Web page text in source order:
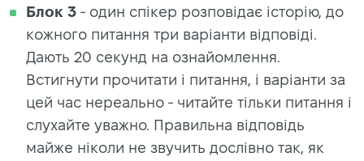
Блок 3 - один спікер розповідає історію, до
кожного питання три варіанти відповіді.
Дають 20 секунд на ознайомлення.
Встигнути прочитати і питання, і варіанти за
цей час нереально - читайте тільки питання і
слухайте уважно. Правильна відповідь
майже ніколи не звучить дослівно так, як